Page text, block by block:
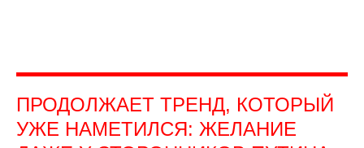
ПРОДОЛЖАЕТ ТРЕНД, КОТОРЫЙ
УЖЕ НАМЕТИЛСЯ: ЖЕЛАНИЕ